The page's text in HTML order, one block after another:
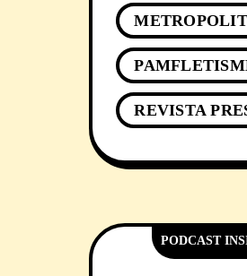
REVISTA